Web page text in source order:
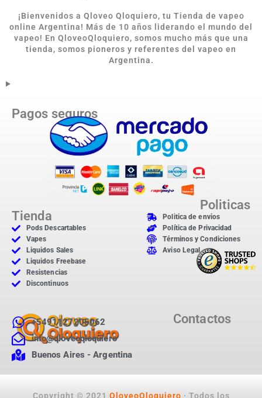
¡Bienvenidos a Qloveo Qloquiero, tu Tienda de vapeo
online Argentina! Más de 10 años liderando el mundo del
vapeo! En QloveoQloquiero, somos mucho más que una
tienda, somos pioneros y referentes del vapeo en
Argentina.
Pagos seguros
Tienda
Pods Descartables
Vapes
Liquidos Sales
Liquidos Freebase
Resistencias
Discontinuos
Politicas
Politica de envios
Política de Privacidad
Términos y Condiciones
Aviso Legal
Contactos
+5491127205062
info@qloveoqloquiero
Buenos Aires - Argentina
Copyright © 2021 QloveoQloquiero · Todos los